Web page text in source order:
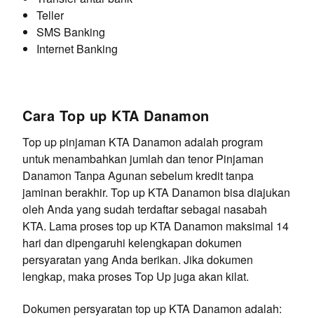
Teller
SMS Banking
Internet Banking
Cara Top up KTA Danamon
Top up pinjaman KTA Danamon adalah program
untuk menambahkan jumlah dan tenor Pinjaman
Danamon Tanpa Agunan sebelum kredit tanpa
jaminan berakhir. Top up KTA Danamon bisa diajukan
oleh Anda yang sudah terdaftar sebagai nasabah
KTA. Lama proses top up KTA Danamon maksimal 14
hari dan dipengaruhi kelengkapan dokumen
persyaratan yang Anda berikan. Jika dokumen
lengkap, maka proses Top Up juga akan kilat.
Dokumen persyaratan top up KTA Danamon adalah: